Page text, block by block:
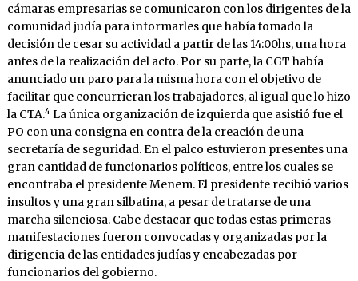
cámaras empresarias se comunicaron con los dirigentes de la
comunidad judía para informarles que había tomado la
decisión de cesar su actividad a partir de las 14:00hs, una hora
antes de la realización del acto. Por su parte, la CGT había
anunciado un paro para la misma hora con el objetivo de
facilitar que concurrieran los trabajadores, al igual que lo hizo
la CTA.4La única organización de izquierda que asistió fue el
PO con una consigna en contra de la creación de una
secretaría de seguridad. En el palco estuvieron presentes una
gran cantidad de funcionarios políticos, entre los cuales se
encontraba el presidente Menem. El presidente recibió varios
insultos y una gran silbatina, a pesar de tratarse de una
marcha silenciosa. Cabe destacar que todas estas primeras
manifestaciones fueron convocadas y organizadas por la
dirigencia de las entidades judías y encabezadas por
funcionarios del gobierno.